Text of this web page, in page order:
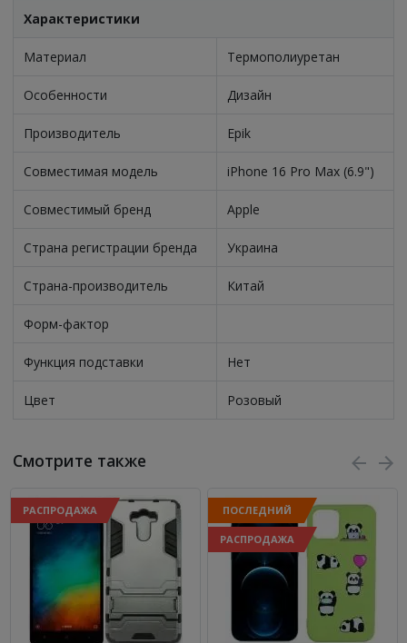
Характеристики
Материал Термополиуретан
Особенности Дизайн
Производитель Epik
Совместимая модель iPhone 16 Pro Max (6.9")
Совместимый бренд Apple
Страна регистрации бренда Украина
Страна-производитель Китай
Форм-фактор
Функция подставки Нет
Цвет Розовый
Смотрите также
РАСПРОДАЖА ПОСЛЕДНИЙ
РАСПРОДАЖА